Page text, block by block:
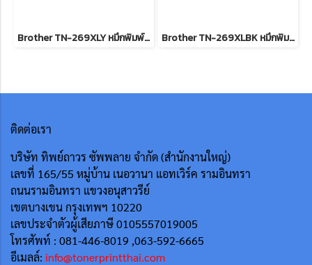
Brother TN-269XLY หมึกพิมพ์เลเซอร์บราเดอร์ รับประกันศูนย์บริการของแท้แน่นอน Brother TN-269XLBK หมึกพิมพ์เลเซอร์บราเดอร์ รับประกันศูนย์บริการของแท้แน่นอน
ติดต่อเรา
บริษัท ทิพย์ถาวร ซัพพลาย จำกัด (สำนักงานใหญ่)
เลขที่ 165/55 หมู่บ้าน เนอวานา แอทเวิร์ค รามอินทรา
ถนนรามอินทรา แขวงอนุสาวรีย์
เขตบางเขน กรุงเทพฯ 10220
เลขประจำตัวผู้เสียภาษี 0105557019005
โทรศัพท์ : 081-446-8019 ,063-592-6665
อีเมลล์: info@tonerprintthai.com